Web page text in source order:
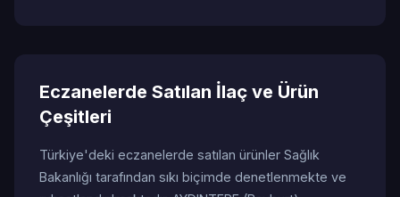
Eczanelerde Satılan İlaç ve Ürün
Çeşitleri
Türkiye'deki eczanelerde satılan ürünler Sağlık
Bakanlığı tarafından sıkı biçimde denetlenmekte ve